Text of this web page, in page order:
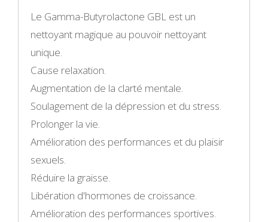
Le Gamma-Butyrolactone GBL est un
nettoyant magique au pouvoir nettoyant
unique.
Cause relaxation.
Augmentation de la clarté mentale.
Soulagement de la dépression et du stress.
Prolonger la vie.
Amélioration des performances et du plaisir
sexuels.
Réduire la graisse.
Libération d'hormones de croissance.
Amélioration des performances sportives.